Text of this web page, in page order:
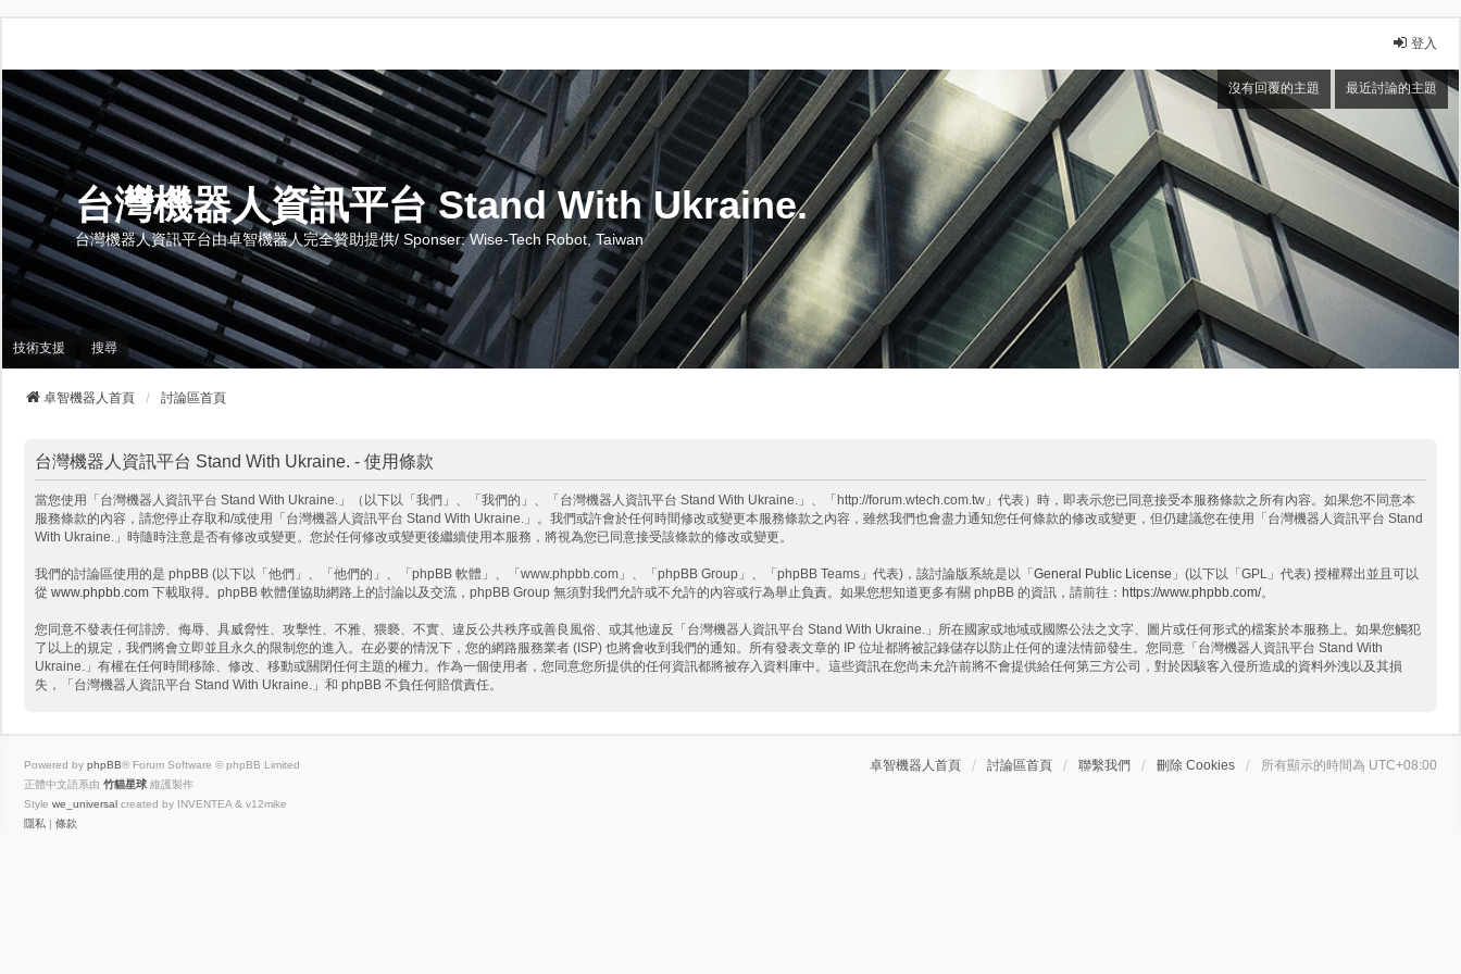
登入
沒有回覆的主題 最近討論的主題
台灣機器人資訊平台 Stand With Ukraine.
台灣機器人資訊平台由卓智機器人完全贊助提供/ Sponser: Wise-Tech Robot, Taiwan
技術支援 搜尋
卓智機器人首頁 討論區首頁
台灣機器人資訊平台 Stand With Ukraine. - 使用條款
當您使用「台灣機器人資訊平台 Stand With Ukraine.」（以下以「我們」、「我們的」、「台灣機器人資訊平台 Stand With Ukraine.」、「http://forum.wtech.com.tw」代表）時，即表示您已同意接受本服務條款之所有內容。如果您不同意本
服務條款的內容，請您停止存取和/或使用「台灣機器人資訊平台 Stand With Ukraine.」。我們或許會於任何時間修改或變更本服務條款之內容，雖然我們也會盡力通知您任何條款的修改或變更，但仍建議您在使用「台灣機器人資訊平台 Stand
With Ukraine.」時隨時注意是否有修改或變更。您於任何修改或變更後繼續使用本服務，將視為您已同意接受該條款的修改或變更。
我們的討論區使用的是 phpBB (以下以「他們」、「他們的」、「phpBB 軟體」、「www.phpbb.com」、「phpBB Group」、「phpBB Teams」代表)，該討論版系統是以「General Public License 」(以下以「GPL」代表) 授權釋出並且可以
從 www.phpbb.com 下載取得。phpBB 軟體僅協助網路上的討論以及交流，phpBB Group 無須對我們允許或不允許的內容或行為舉止負責。如果您想知道更多有關 phpBB 的資訊，請前往： https://www.phpbb.com/。
您同意不發表任何誹謗、侮辱、具威脅性、攻擊性、不雅、猥褻、不實、違反公共秩序或善良風俗、或其他違反「台灣機器人資訊平台 Stand With Ukraine.」所在國家或地域或國際公法之文字、圖片或任何形式的檔案於本服務上。如果您觸犯
了以上的規定，我們將會立即並且永久的限制您的進入。在必要的情況下，您的網路服務業者 (ISP) 也將會收到我們的通知。所有發表文章的 IP 位址都將被記錄儲存以防止任何的違法情節發生。您同意「台灣機器人資訊平台 Stand With
Ukraine.」有權在任何時間移除、修改、移動或關閉任何主題的權力。作為一個使用者，您同意您所提供的任何資訊都將被存入資料庫中。這些資訊在您尚未允許前將不會提供給任何第三方公司，對於因駭客入侵所造成的資料外洩以及其損
失，「台灣機器人資訊平台 Stand With Ukraine.」和 phpBB 不負任何賠償責任。
卓智機器人首頁 討論區首頁 聯繫我們 刪除 Cookies 所有顯示的時間為 UTC+08:00
Powered by phpBB® Forum Software © phpBB Limited
正體中文語系由 竹貓星球 維護製作
Style we_universal created by INVENTEA & v12mike
隱私 | 條款